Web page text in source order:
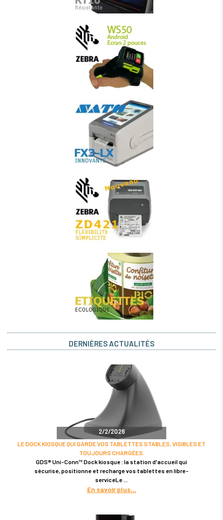
DERNIÈRES ACTUALITÉS
2/2/2026
LE DOCK KIOSQUE QUI GARDE VOS TABLETTES STABLES, VISIBLES ET
TOUJOURS CHARGÉES.
GDS® Uni-Conn™ Dock kiosque : la station d'accueil qui
sécurise, positionne et recharge vos tablettes en libre-
serviceLe
En savoir plus